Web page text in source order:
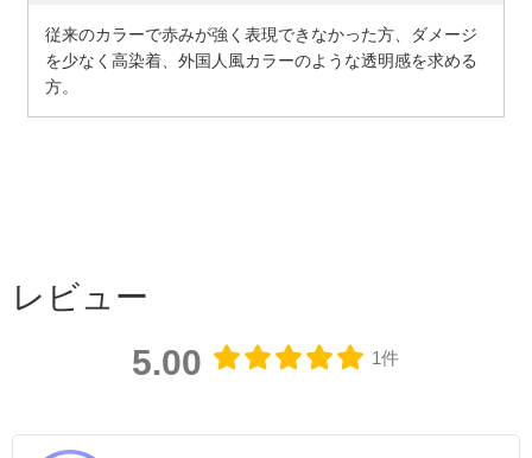
従来のカラーで赤みが強く表現できなかった方、ダメージ
を少なく高染着、外国人風カラーのような透明感を求める
方。
レビュー
5.00 1件